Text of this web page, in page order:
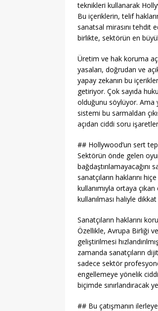
teknikleri kullanarak
Bu içeriklerin, telif
sanatsal mirasını tehdit
birlikte, sektörün en
Üretim ve hak koruma
yasaları, doğrudan ve
yapay zekanın bu
getiriyor. Çok sayıda
olduğunu söylüyor. Ama
sistemi bu sarmaldan
açıdan ciddi soru
## Hollywood’un sert
Sektörün önde gelen
sanatçıların haklarını
kullanımıyla ortaya
kullanılması haliyle
Sanatçıların haklarını
Özellikle, Avrupa Birliği
geliştirilmesi
zamanda sanatçıların
sadece sektör
engellemeye yönelik ciddi
biçimde sınırlandıracak
## Bu çatışmanın